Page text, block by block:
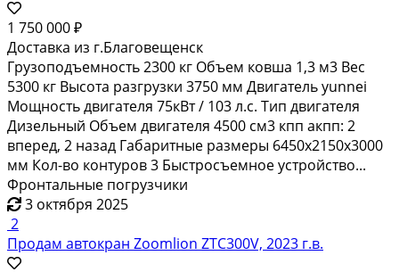
1 750 000 ₽
Доставка из г.Благовещенск
Грузоподъемность 2300 кг Объем ковша 1,3 м3 Вес
5300 кг Высота разгрузки 3750 мм Двигатель yunnei
Мощность двигателя 75кВт / 103 л.с. Тип двигателя
Дизельный Объем двигателя 4500 см3 кпп акпп: 2
вперед, 2 назад Габаритные размеры 6450х2150х3000
мм Кол-во контуров 3 Быстросъемное устройство...
Фронтальные погрузчики
3 октября 2025
2
Продам автокран Zoomlion ZTC300V, 2023 г.в.